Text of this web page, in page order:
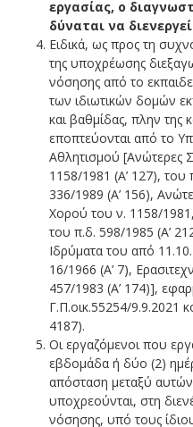
εργασίας, ο
δύναται να
Ειδικά, ως προς τη
της υποχρέωσης
νόσησης από το
των ιδιωτικών δομών
και βαθμίδας, πλην της
εποπτεύονται από το
Αθλητισμού [Ανώτερες
1158/1981 (Α’ 127), του
336/1989 (Α’ 156),
Χορού του ν. 1158/
του π.δ. 598/1985 (Α’
Ιδρύματα του από
16/1966 (Α’ 7),
457/1983 (Α’ 174)],
Γ.Π.οικ.55254/9.9.2021
4187).
Οι εργαζόμενοι που
εβδομάδα ή δύο (2)
απόσταση μεταξύ αυτών
υποχρεούνται, στη
νόσησης, υπό τους